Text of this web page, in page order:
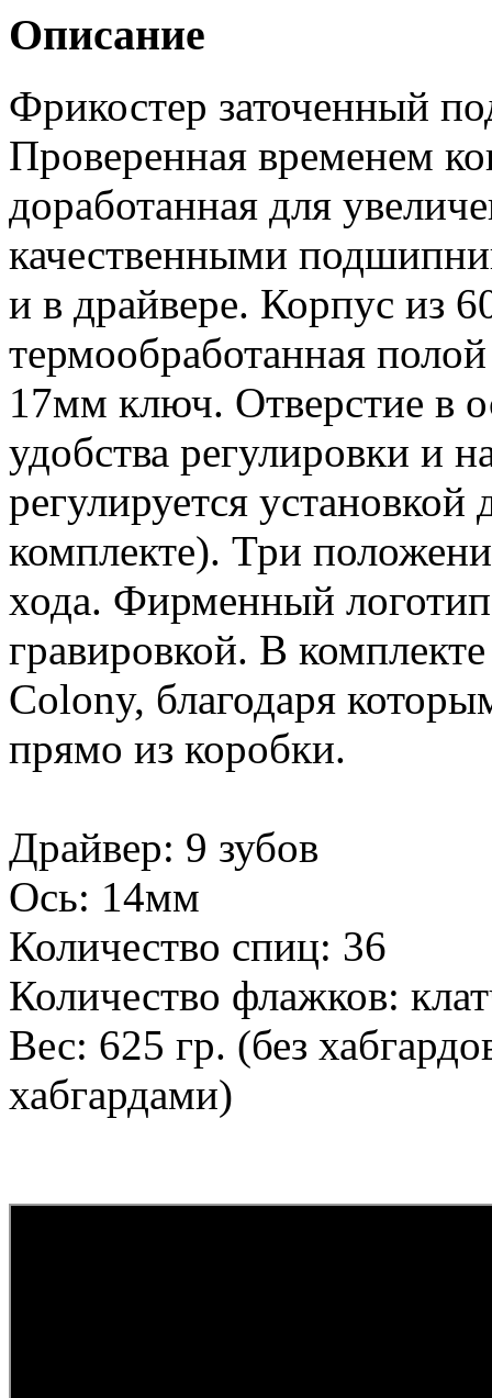
Описание
Фрикостер заточенный
Проверенная временем
доработанная для
качественными
и в драйвере. Корпус из
термообработанная
17мм ключ. Отверстие в
удобства регулировки и
регулируется
комплекте). Три
хода. Фирменный
гравировкой. В
Colony, благодаря
прямо из коробки.
Драйвер: 9 зубов
Ось: 14мм
Количество спиц: 36
Количество флажков:
Вес: 625 гр. (без
хабгардами)